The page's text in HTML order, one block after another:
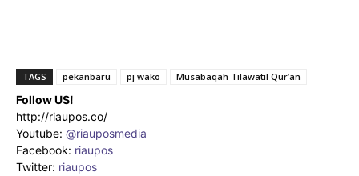
TAGS pekanbaru pj wako Musabaqah Tilawatil Qur’an
Follow US!
http://riaupos.co/
Youtube: @riauposmedia
Facebook: riaupos
Twitter: riaupos